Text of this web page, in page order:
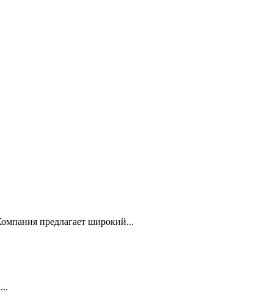
предлагает широкий...